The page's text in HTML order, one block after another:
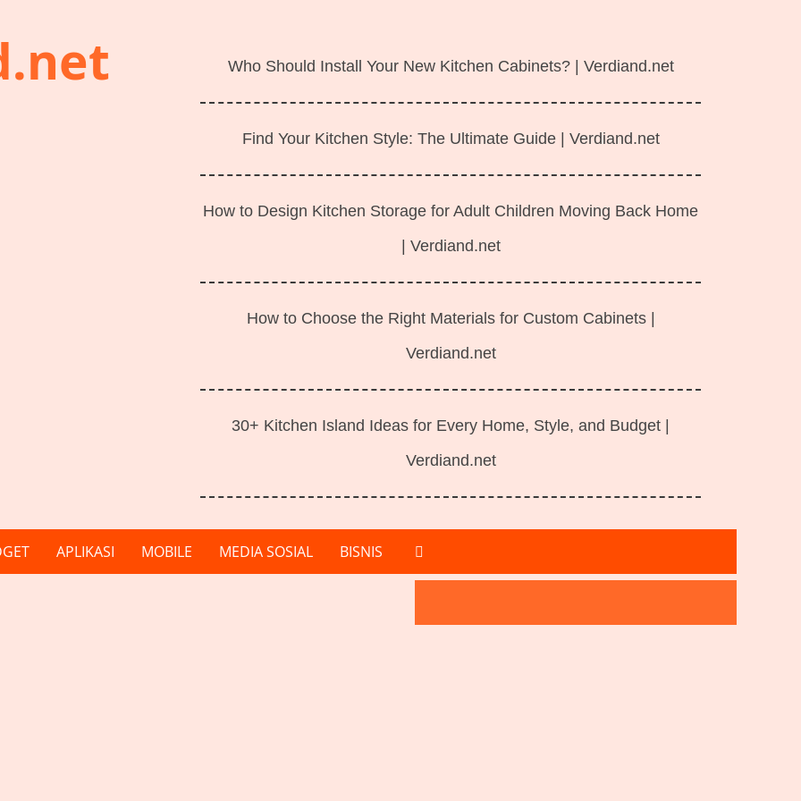
Who Should Install Your New Kitchen Cabinets? | Verdiand.net
Find Your Kitchen Style: The Ultimate Guide | Verdiand.net
How to Design Kitchen Storage for Adult Children Moving Back Home
| Verdiand.net
How to Choose the Right Materials for Custom Cabinets |
Verdiand.net
30+ Kitchen Island Ideas for Every Home, Style, and Budget |
Verdiand.net
APLIKASI MOBILE MEDIA SOSIAL BISNIS